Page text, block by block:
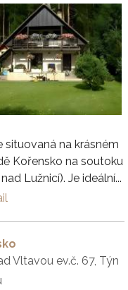
situovaná na krásném
Kořensko na soutoku
Lužnicí). Je ideální...
Vltavou ev.č. 67, Týn